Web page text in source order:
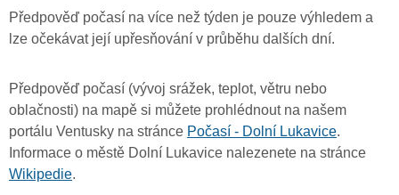
Předpověď počasí na více než týden je pouze výhledem a
lze očekávat její upřesňování v průběhu dalších dní.
Předpověď počasí (vývoj srážek, teplot, větru nebo
oblačnosti) na mapě si můžete prohlédnout na našem
portálu Ventusky na stránce Počasí - Dolní Lukavice.
Informace o městě Dolní Lukavice nalezenete na stránce
Wikipedie.